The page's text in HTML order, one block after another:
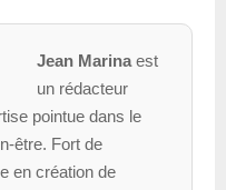
Jean Marinaest
un rédacteur
pointue dans le
être. Fort de
en création de